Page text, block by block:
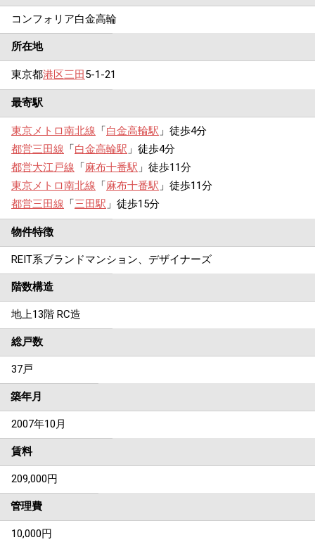
コンフォリア白金高輪
所在地
東京都港区三田5-1-21
最寄駅
東京メトロ南北線 「白金高輪駅 」徒歩4分
都営三田線 「白金高輪駅 」徒歩4分
都営大江戸線 「麻布十番駅 」徒歩11分
東京メトロ南北線 「麻布十番駅 」徒歩11分
都営三田線 「三田駅 」徒歩15分
物件特徴
REIT系ブランドマンション、デザイナーズ
階数構造
地上13階 RC造
総戸数
37戸
築年月
2007年10月
賃料
209,000円
管理費
10,000円